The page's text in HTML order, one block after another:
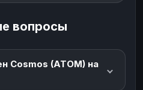
вопросы
Cosmos (ATOM) на